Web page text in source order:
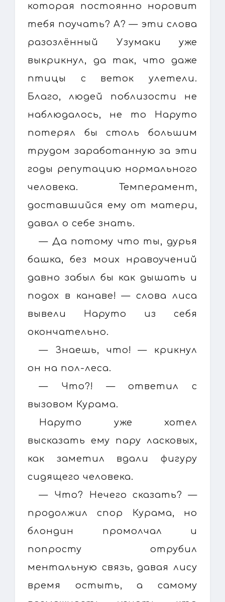
которая постоянно норовит
тебя поучать? А? — эти слова
разозлённый Узумаки уже
выкрикнул, да так, что даже
птицы с веток улетели.
Благо, людей поблизости не
наблюдалось, не то Наруто
потерял бы столь большим
трудом заработанную за эти
годы репутацию нормального
человека. Темперамент,
доставшийся ему от матери,
давал о себе знать.
— Да потому что ты, дурья
башка, без моих нравоучений
давно забыл бы как дышать и
подох в канаве! — слова лиса
вывели Наруто из себя
окончательно.
— Знаешь, что! — крикнул
он на пол-леса.
— Что?! — ответил с
вызовом Курама.
Наруто уже хотел
высказать ему пару ласковых,
как заметил вдали фигуру
сидящего человека.
— Что? Нечего сказать? —
продолжил спор Курама, но
блондин промолчал и
попросту отрубил
ментальную связь, давая лису
время остыть, а самому